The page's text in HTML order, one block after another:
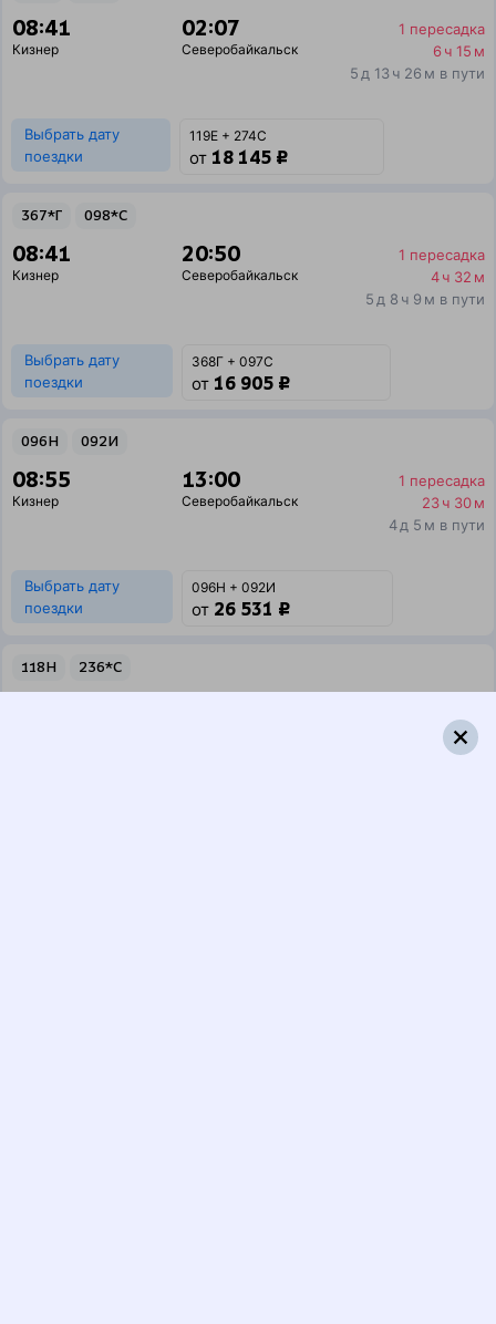
08:41
Кизнер
02:07
Северобайкальск
1 пересадка
6 ч 15 м
5 д 13 ч 26 м в пути
Выбрать дату
поездки
119Е + 274С
от 18 145 ₽
367*Г 098*С
08:41
Кизнер
20:50
Северобайкальск
1 пересадка
4 ч 32 м
5 д 8 ч 9 м в пути
Выбрать дату
поездки
368Г + 097С
от 16 905 ₽
096Н 092И
08:55
Кизнер
13:00
Северобайкальск
1 пересадка
23 ч 30 м
4 д 5 м в пути
Выбрать дату
поездки
096Н + 092И
от 26 531 ₽
118Н 236*С
7 ч 16 м
3 д 13 ч 12 м в пути